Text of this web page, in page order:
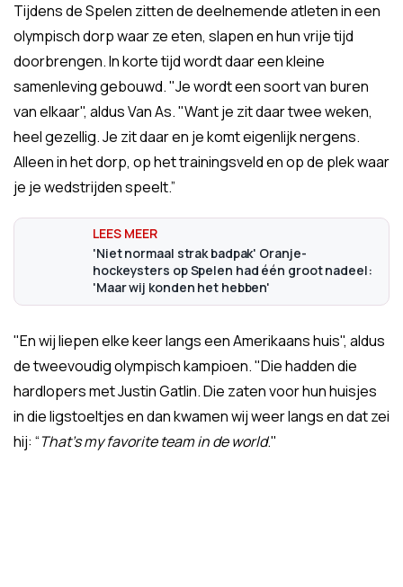
Tijdens de Spelen zitten de deelnemende atleten in een
olympisch dorp waar ze eten, slapen en hun vrije tijd
doorbrengen. In korte tijd wordt daar een kleine
samenleving gebouwd. "Je wordt een soort van buren
van elkaar", aldus Van As. "Want je zit daar twee weken,
heel gezellig. Je zit daar en je komt eigenlijk nergens.
Alleen in het dorp, op het trainingsveld en op de plek waar
je je wedstrijden speelt.”
'Niet normaal strak badpak' Oranje-
hockeysters op Spelen had één groot nadeel:
'Maar wij konden het hebben'
"En wij liepen elke keer langs een Amerikaans huis", aldus
de tweevoudig olympisch kampioen. "Die hadden die
hardlopers met Justin Gatlin. Die zaten voor hun huisjes
in die ligstoeltjes en dan kwamen wij weer langs en dat zei
hij: “That’s my favorite team in de world."